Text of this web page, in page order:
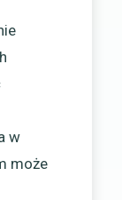
w
może